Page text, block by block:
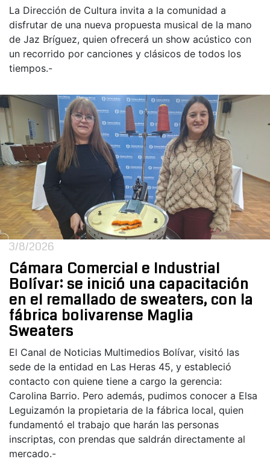
La Dirección de Cultura invita a la comunidad a
disfrutar de una nueva propuesta musical de la mano
de Jaz Bríguez, quien ofrecerá un show acústico con
un recorrido por canciones y clásicos de todos los
tiempos.-
3/8/2026
Cámara Comercial e Industrial
Bolívar: se inició una capacitación
en el remallado de sweaters, con la
fábrica bolivarense Maglia
Sweaters
El Canal de Noticias Multimedios Bolívar, visitó las
sede de la entidad en Las Heras 45, y estableció
contacto con quiene tiene a cargo la gerencia:
Carolina Barrio. Pero además, pudimos conocer a Elsa
Leguizamón la propietaria de la fábrica local, quien
fundamentó el trabajo que harán las personas
inscriptas, con prendas que saldrán directamente al
mercado.-